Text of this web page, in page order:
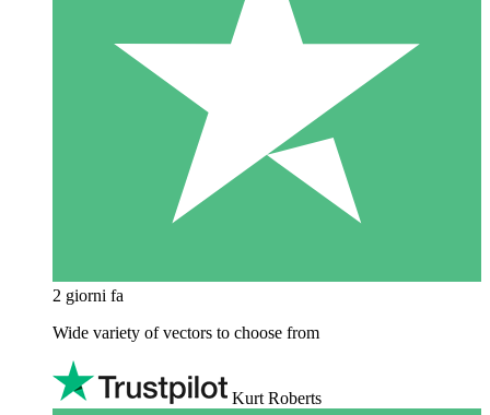
2 giorni fa
Wide variety of vectors to choose from
Kurt Roberts